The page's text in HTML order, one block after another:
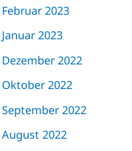
Februar 2023
Januar 2023
Dezember 2022
Oktober 2022
September 2022
August 2022